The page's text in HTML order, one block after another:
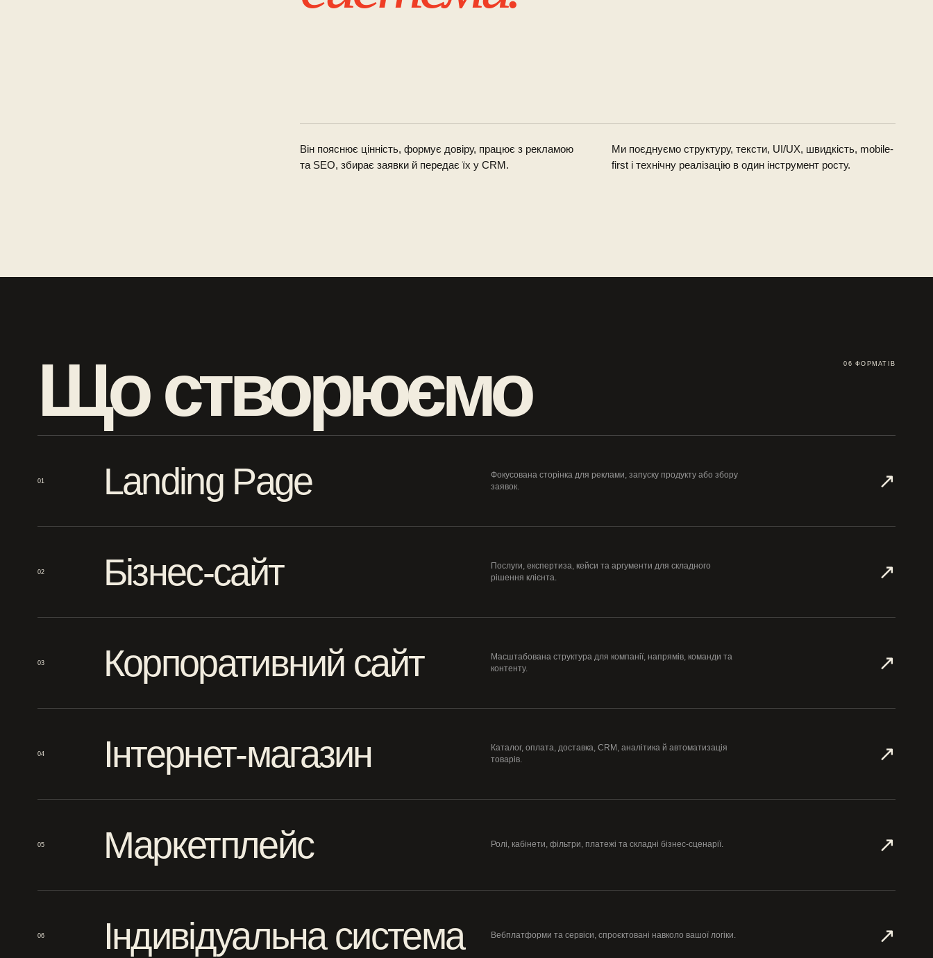
Він пояснює цінність, формує довіру, працює з рекламою
та SEO, збирає заявки й передає їх у CRM.
Ми поєднуємо структуру, тексти, UI/UX, швидкість, mobile-
first і технічну реалізацію в один інструмент росту.
Що створюємо 06 ФОРМАТІВ
01 Landing Page
Фокусована сторінка для реклами, запуску продукту або збору
заявок.
↗︎
02 Бізнес-сайт
Послуги, експертиза, кейси та аргументи для складного
рішення клієнта.
↗︎
03 Корпоративний сайт
Масштабована структура для компанії, напрямів, команди та
контенту.
↗︎
04 Інтернет-магазин
Каталог, оплата, доставка, CRM, аналітика й автоматизація
товарів.
↗︎
05 Маркетплейс Ролі, кабінети, фільтри, платежі та складні бізнес-сценарії. ↗︎
06 Індивідуальна система Вебплатформи та сервіси, спроєктовані навколо вашої логіки. ↗︎